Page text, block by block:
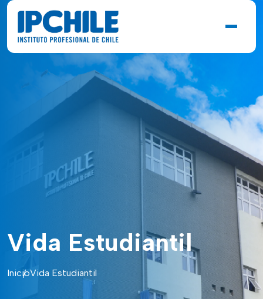
Vida Estudiantil
InicioVida Estudiantil